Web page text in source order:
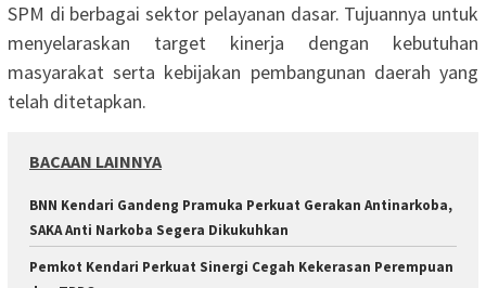
SPM di berbagai sektor pelayanan dasar. Tujuannya untuk
menyelaraskan target kinerja dengan kebutuhan
masyarakat serta kebijakan pembangunan daerah yang
telah ditetapkan.
BACAAN LAINNYA
BNN Kendari Gandeng Pramuka Perkuat Gerakan Antinarkoba,
SAKA Anti Narkoba Segera Dikukuhkan
Pemkot Kendari Perkuat Sinergi Cegah Kekerasan Perempuan